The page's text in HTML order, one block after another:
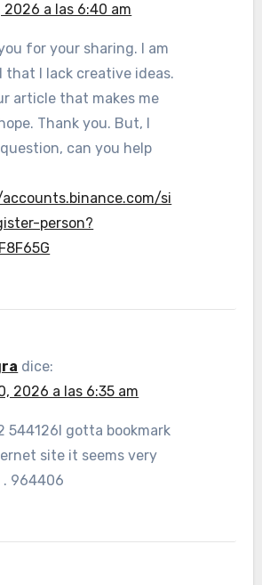
2026 a las 6:40 am
for your sharing. I am
that I lack creative ideas.
article that makes me
Thank you. But, I
can you help
si
person?
dice:
2026 a las 6:35 am
544126I gotta bookmark
site it seems very
964406